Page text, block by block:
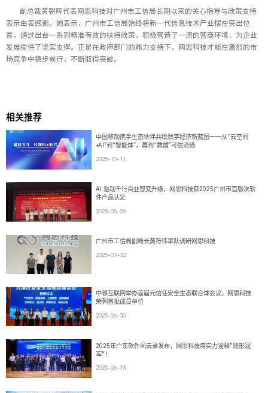
副总裁黄朝晖代表网思科技对广州市工信局长期以来的关心指导与政策支持
表示由衷感谢。她表示，广州市工信局始终将新一代信息技术产业摆在突出位
置，通过出台一系列精准有效的扶持政策，积极营造了一流的营商环境，为企业
发展提供了坚实支撑。正是在政府部门的鼎力支持下，网思科技才能在激烈的市
场竞争中稳步前行，不断取得突破。
相关推荐
中国移动携手生态伙伴共绘数字经济新蓝图——从“云空间
+AI”到“智能体”，再到“数盾”可信流通
2025-10-11
AI 驱动千行百业智变升级，网思科技获2025广州市首版次软
件产品认定
2025-08-26
广州市工信局副局长黄符伟率队调研网思科技
2025-07-02
中移互联网举办首届元信任安全生态联合体会议，网思科技
荣列首批成员单位
2025-06-30
2025年广东软件风云录发布，网思科技用实力诠释"隐形冠
军"！
2025-06-13